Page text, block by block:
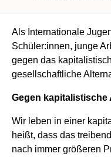
Als Internationale
Schüler:innen, junge
gegen das
gesellschaftliche
Gegen kapitalistische
Wir leben in einer
heißt, dass das
nach immer größeren